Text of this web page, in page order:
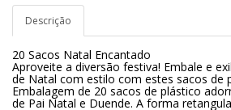
Descrição
20 Sacos Natal Encantado
Aproveite a diversão festiva! Embale e
de Natal com estilo com estes sacos de
Embalagem de 20 sacos de plástico
de Pai Natal e Duende. A forma